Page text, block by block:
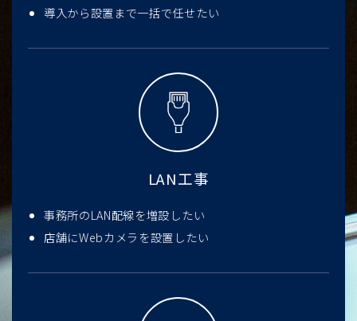
導入から設置まで一括で任せたい
LAN工事
事務所のLAN配線を増設したい
店舗にWebカメラを設置したい